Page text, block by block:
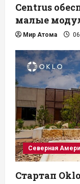
Centrus
малые
Мир Атома
Северная
Стартап